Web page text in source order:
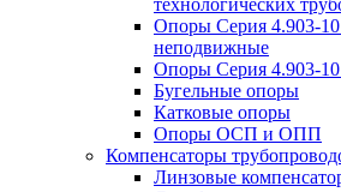
технологических
Опоры Серия 4.903-
неподвижные
Опоры Серия 4.903-
Бугельные опоры
Катковые опоры
Опоры ОСП и ОПП
Компенсаторы
Линзовые